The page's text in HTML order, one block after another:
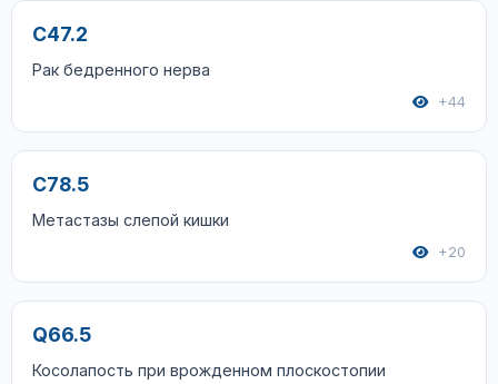
C47.2
Рак бедренного нерва
+44
C78.5
Метастазы слепой кишки
+20
Q66.5
Косолапость при врожденном плоскостопии